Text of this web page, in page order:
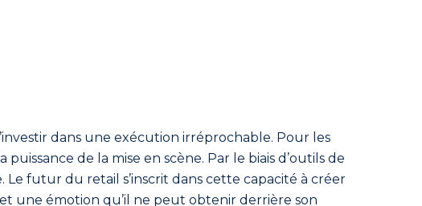
dans une exécution irréprochable. Pour les
de la mise en scène. Par le biais d’outils de
Le futur du retail s’inscrit dans cette capacité à créer
une émotion qu’il ne peut obtenir derrière son